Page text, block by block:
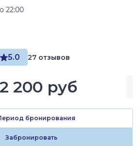
5.0 27 отзывов
2 200 руб
бронирования
Забронировать
22:00